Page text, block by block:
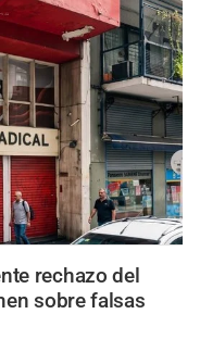
rechazo del
sobre falsas